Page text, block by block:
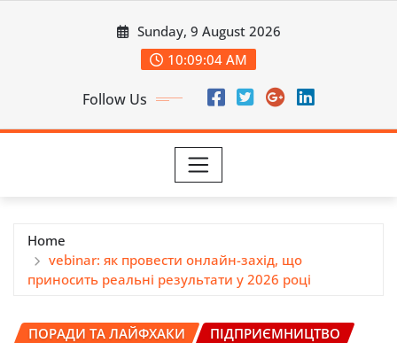
Sunday, 9 August 2026
10:09:06 AM
Follow Us
Home
vebinar: як провести онлайн-захід, що
приносить реальні результати у 2026 році
ПОРАДИ ТА ЛАЙФХАКИ ПІДПРИЄМНИЦТВО